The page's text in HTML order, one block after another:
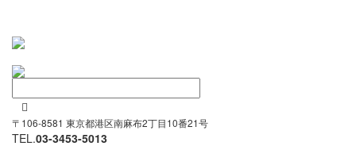

〒106-8581 東京都港区南麻布2丁目10番21号
TEL.03-3453-5013